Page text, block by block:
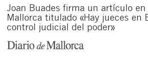
Joan Buades firma un artículo en
Mallorca titulado «Hay jueces en
control judicial del poder»